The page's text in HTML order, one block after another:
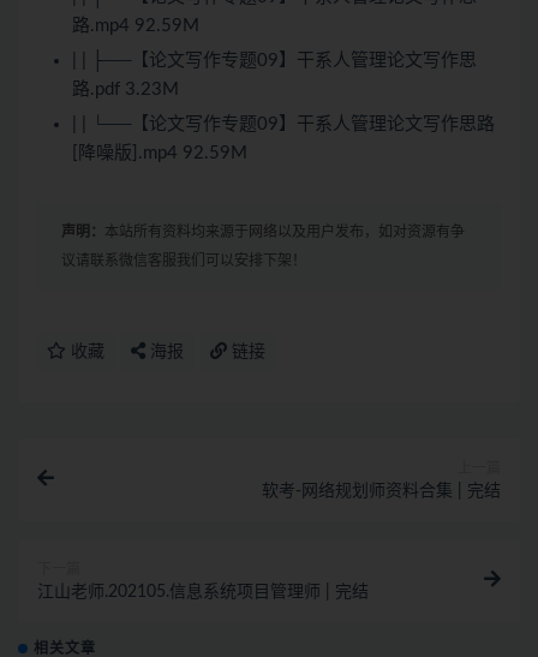
路.mp4 92.59M
| | ├──【论文写作专题09】干系人管理论文写作思
路.pdf 3.23M
| | └──【论文写作专题09】干系人管理论文写作思路
[降噪版].mp4 92.59M
声明： 本站所有资料均来源于网络以及用户发布，如对资源有争
议请联系微信客服我们可以安排下架！
收藏 海报 链接
软考-网络规划师资料合集 | 完结
江山老师.202105.信息系统项目管理师 | 完结
相关文章